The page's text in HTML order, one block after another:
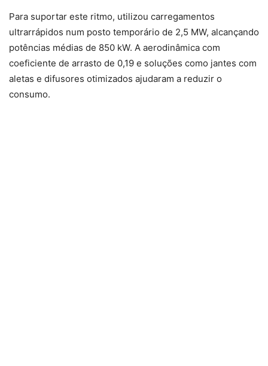
Para suportar este ritmo, utilizou carregamentos
ultrarrápidos num posto temporário de 2,5 MW, alcançando
potências médias de 850 kW. A aerodinâmica com
coeficiente de arrasto de 0,19 e soluções como jantes com
aletas e difusores otimizados ajudaram a reduzir o
consumo.